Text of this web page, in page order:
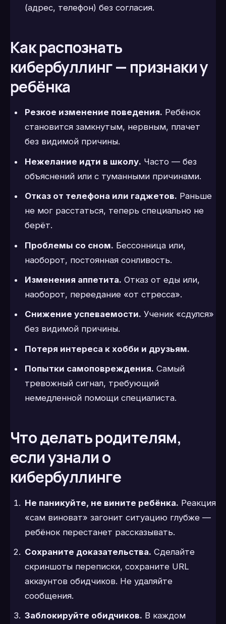
(адрес, телефон) без согласия.
Как распознать
кибербуллинг — признаки у
ребёнка
Резкое изменение поведения. Ребёнок
становится замкнутым, нервным, плачет
без видимой причины.
Нежелание идти в школу. Часто — без
объяснений или с туманными причинами.
Отказ от телефона или гаджетов. Раньше
не мог расстаться, теперь специально не
берёт.
Проблемы со сном. Бессонница или,
наоборот, постоянная сонливость.
Изменения аппетита. Отказ от еды или,
наоборот, переедание «от стресса».
Снижение успеваемости. Ученик «сдулся»
без видимой причины.
Потеря интереса к хобби и друзьям.
Попытки самоповреждения. Самый
тревожный сигнал, требующий
немедленной помощи специалиста.
Что делать родителям,
если узнали о
кибербуллинге
Не паникуйте, не вините ребёнка. Реакция
«сам виноват» загонит ситуацию глубже —
ребёнок перестанет рассказывать.
Сохраните доказательства. Сделайте
скриншоты переписки, сохраните URL
аккаунтов обидчиков. Не удаляйте
сообщения.
Заблокируйте обидчиков. В каждом